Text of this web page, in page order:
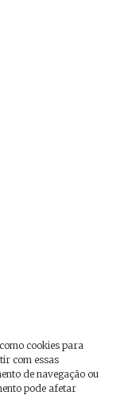
cookies para
com essas
de navegação ou
pode afetar